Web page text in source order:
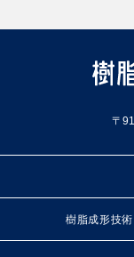
〒
樹脂成形技術